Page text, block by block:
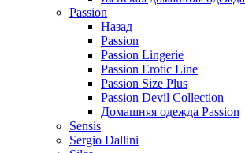
Passion
Назад
Passion
Passion Lingerie
Passion Erotic Line
Passion Size Plus
Passion Devil Collection
Домашняя одежда Passion
Sensis
Sergio Dallini